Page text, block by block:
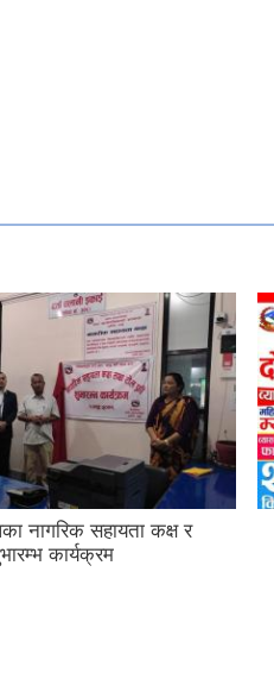
नागरिक सहायता कक्ष र
कार्यक्रम